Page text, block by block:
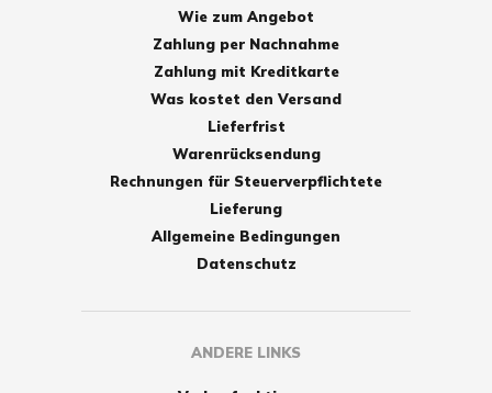
Wie zum Angebot
Zahlung per Nachnahme
Zahlung mit Kreditkarte
Was kostet den Versand
Lieferfrist
Warenrücksendung
Rechnungen für Steuerverpflichtete
Lieferung
Allgemeine Bedingungen
Datenschutz
ANDERE LINKS